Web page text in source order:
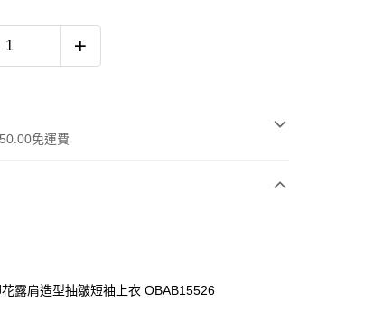
免運費
露肩造型抽皺短袖上衣 OBAB15526